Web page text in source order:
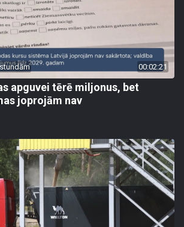
00:02:21
apguvei tērē miljonus, bet
joprojām nav